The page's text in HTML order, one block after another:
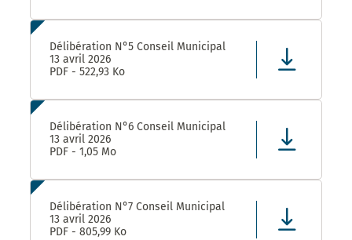
Délibération N°5 Conseil Municipal
13 avril 2026
PDF - 522,93 Ko
Délibération N°6 Conseil Municipal
13 avril 2026
PDF - 1,05 Mo
Délibération N°7 Conseil Municipal
13 avril 2026
PDF - 805,99 Ko